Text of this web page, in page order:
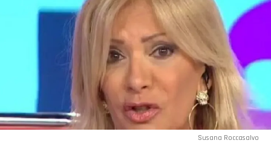
Susana Roccasalvo